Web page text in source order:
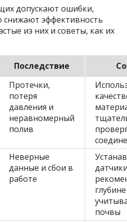
допускают ошибки,
снижают эффективность
из них и советы, как их
Последствие
Протечки,
потеря
давления и
неравномерный
полив
Неверные
данные и сбои в
работе
почвы